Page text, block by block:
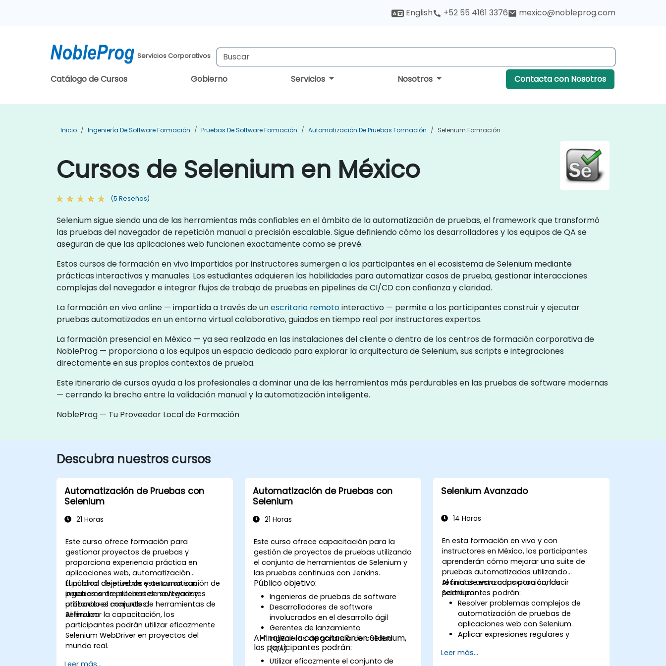
English +52 55 4161 3376 mexico@nobleprog.com
Servicios Corporativos
Catálogo de Cursos Gobierno Servicios Nosotros Contacta con Nosotros
Inicio Ingeniería De Software Formación Pruebas De Software Formación Automatización De Pruebas Formación Selenium Formación
Cursos de Selenium en México
(5 Reseñas)
Selenium sigue siendo una de las herramientas más confiables en el ámbito de la automatización de pruebas, el framework que transformó
las pruebas del navegador de repetición manual a precisión escalable. Sigue definiendo cómo los desarrolladores y los equipos de QA se
aseguran de que las aplicaciones web funcionen exactamente como se prevé.
Estos cursos de formación en vivo impartidos por instructores sumergen a los participantes en el ecosistema de Selenium mediante
prácticas interactivas y manuales. Los estudiantes adquieren las habilidades para automatizar casos de prueba, gestionar interacciones
complejas del navegador e integrar flujos de trabajo de pruebas en pipelines de CI/CD con confianza y claridad.
La formación en vivo online — impartida a través de unescritorio remotointeractivo — permite a los participantes construir y ejecutar
pruebas automatizadas en un entorno virtual colaborativo, guiados en tiempo real por instructores expertos.
La formación presencial en México — ya sea realizada en las instalaciones del cliente o dentro de los centros de formación corporativa de
NobleProg — proporciona a los equipos un espacio dedicado para explorar la arquitectura de Selenium, sus scripts e integraciones
directamente en sus propios contextos de prueba.
Este itinerario de cursos ayuda a los profesionales a dominar una de las herramientas más perdurables en las pruebas de software modernas
— cerrando la brecha entre la validación manual y la automatización inteligente.
NobleProg — Tu Proveedor Local de Formación
Descubra nuestros cursos
Automatización de Pruebas con
Selenium
21 Horas
Este curso ofrece formación para
gestionar proyectos de pruebas y
proporciona experiencia práctica en
aplicaciones web, automatización
funcional de pruebas y automatización de
pruebas entre diferentes navegadores
utilizando el conjunto de herramientas de
Selenium.
El público objetivo de este curso son
ingenieros de pruebas de software y
probadores manuales.
Al finalizar la capacitación, los
participantes podrán utilizar eficazmente
Selenium WebDriver en proyectos del
mundo real.
Leer más...
Automatización de Pruebas con
Selenium
21 Horas
Este curso ofrece capacitación para la
gestión de proyectos de pruebas utilizando
el conjunto de herramientas de Selenium y
las pruebas continuas con Jenkins.
Público objetivo:
Ingenieros de pruebas de software
Desarrolladores de software
involucrados en el desarrollo ágil
Gerentes de lanzamiento
Ingenieros de garantía de calidad
(QA)
Al finalizar la capacitación en Selenium,
los participantes podrán:
Utilizar eficazmente el conjunto de
Selenium Avanzado
14 Horas
En esta formación en vivo y con
instructores en México, los participantes
aprenderán cómo mejorar una suite de
pruebas automatizadas utilizando
técnicas avanzadas para conducir
Selenium.
Al final de esta capacitación, los
participantes podrán:
Resolver problemas complejos de
automatización de pruebas de
aplicaciones web con Selenium.
Aplicar expresiones regulares y
patrones.
Leer más...